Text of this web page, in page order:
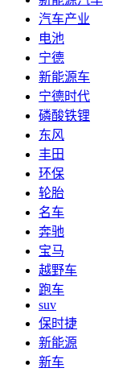
汽车产业
电池
宁德
新能源车
宁德时代
磷酸铁锂
东风
丰田
环保
轮胎
名车
奔驰
宝马
越野车
跑车
suv
保时捷
新能源
新车